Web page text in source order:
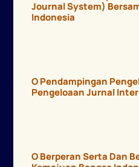
Journal System)
Indonesia
O Pendampingan
Pengeloaan Jurnal
O Berperan Serta Dan